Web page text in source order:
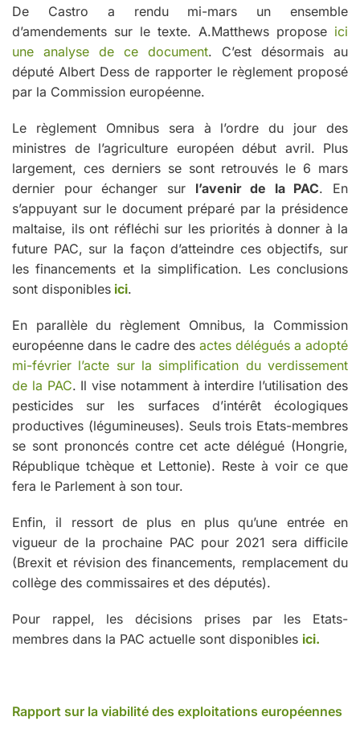
De Castro a rendu mi-mars un ensemble
d’amendements sur le texte. A.Matthews propose ici
une analyse de ce document. C’est désormais au
député Albert Dess de rapporter le règlement proposé
par la Commission européenne.
Le règlement Omnibus sera à l’ordre du jour des
ministres de l’agriculture européen début avril. Plus
largement, ces derniers se sont retrouvés le 6 mars
dernier pour échanger sur l’avenir de la PAC. En
s’appuyant sur le document préparé par la présidence
maltaise, ils ont réfléchi sur les priorités à donner à la
future PAC, sur la façon d’atteindre ces objectifs, sur
les financements et la simplification. Les conclusions
sont disponibles ici.
En parallèle du règlement Omnibus, la Commission
européenne dans le cadre des actes délégués a adopté
mi-février l’acte sur la simplification du verdissement
de la PAC. Il vise notamment à interdire l’utilisation des
pesticides sur les surfaces d’intérêt écologiques
productives (légumineuses). Seuls trois Etats-membres
se sont prononcés contre cet acte délégué (Hongrie,
République tchèque et Lettonie). Reste à voir ce que
fera le Parlement à son tour.
Enfin, il ressort de plus en plus qu’une entrée en
vigueur de la prochaine PAC pour 2021 sera difficile
(Brexit et révision des financements, remplacement du
collège des commissaires et des députés).
Pour rappel, les décisions prises par les Etats-
membres dans la PAC actuelle sont disponibles ici.
Rapport sur la viabilité des exploitations européennes